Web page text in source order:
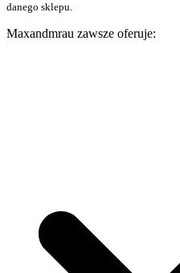
danego sklepu.
Maxandmrau zawsze oferuje: